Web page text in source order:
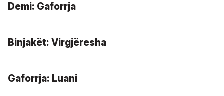
Demi: Gaforrja
Binjakët: Virgjëresha
Gaforrja: Luani